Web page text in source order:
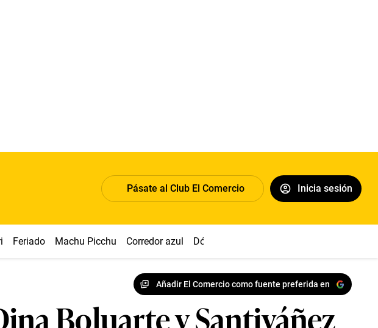
Pásate al Club El Comercio Inicia sesión
Feriado Machu Picchu Corredor azul Dólar
Añadir El Comercio como fuente preferida en
Boluarte y Santiváñez